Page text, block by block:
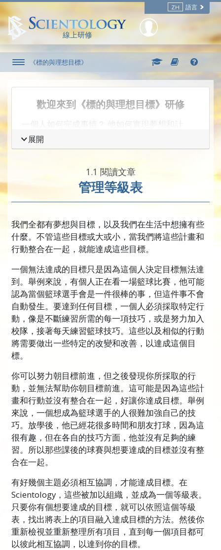
ZH 語言
線上研修
《標的與理想目標》
歡迎來到《標的與理想目標》研修
一個人如何完成事情？ 他如何實現夢想和計
畫？在我們之中，
「想擁有什麼」有自己的想法，但通常只是想想
而已。在生活中，我們也許有些問題，或想做一
些事，但問題通常太難解決，甚至無法
人、公司甚至一個國家在計畫以及完成事情方
面，可能都會遇到困難。回顧歷史，你可以發現
許多這樣的例子。古老城市中毀壞的建築代表許
多過去失敗的計畫。
在組織這個主題上，L. 羅恩 賀伯特發現了許多
方法，讓人們與團體可以成功。他同時找出有效
的方法，以解決人們最常遇到的困難，也就是無
辦法讓目標和計畫成真。
在這個章節中，你將發現如何達成各種大大小小
的目標。計畫可以被完成，只要遵循一些簡單
步驟。你將學到這些步驟是什麼，以及如何加以
應用以達成自己、家庭、團體、事業或其他方面
的目標。你將會發現你的美夢可以成真。
重要說明
研讀本研修時，要十分確定自己沒有跳過任何一
個沒有完全瞭解的字詞。一個人會放棄某一科
目、感到困惑或無法學習，唯一的原因，就是他
跳過了一個不瞭解的字詞。
更多
展開
1.‎1 閱讀文章
管理等級表
我們全都有夢想與目標，以及我們在生活中想擁有些
什麼。不管這些目標或大或小，當我們將這些計畫和
行動整合在一起，就能達成這些目標。
一個無法達成的目標只是因為這個人決定目標無法達
到。舉例來說，有個人正在看一場籃球比賽，他可能
認為當個籃球選手會是一件很棒的事，但這件事不會
自動發生。要達到任何目標，一個人必須採取特定行
動，像是不斷練習所需的每一項技巧，或是努力加入
校隊，接著每天練習籃球技巧。這些以及相似的行動
將需要做出一些特定的改變和改善，以達成這個目
標。
你可以努力朝目標前進，但之後發現你所採取的行
動，並無法幫助你朝目標前進。這可能是因為這些計
畫和行動並沒有整合在一起，好讓你達成目標。舉例
來說，一個想成為籃球選手的人很難加強自己的技
巧。放學後，他已經花很多時間和朋友打球，因為這
很有趣，但在各自的技巧方面，他並沒有足夠的練
習。所以那些課後的球賽與想要達成的目標並沒有整
合在一起。
有好幾個主題必須相互協調，才能達成目標。在
Scientology，這些被加以組織，並成為一個等級表。
只要你有個想要達成的目標，就可以依照這個等級
表，找出將表上的項目融入達成目標的方法。然後你
重新檢視並重新整理所有項目，直到每一個項目都可
以彼此相互協調，以達到你的目標。